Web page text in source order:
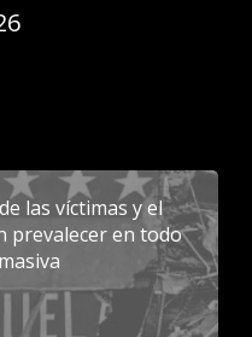
las víctimas y el
prevalecer en todo